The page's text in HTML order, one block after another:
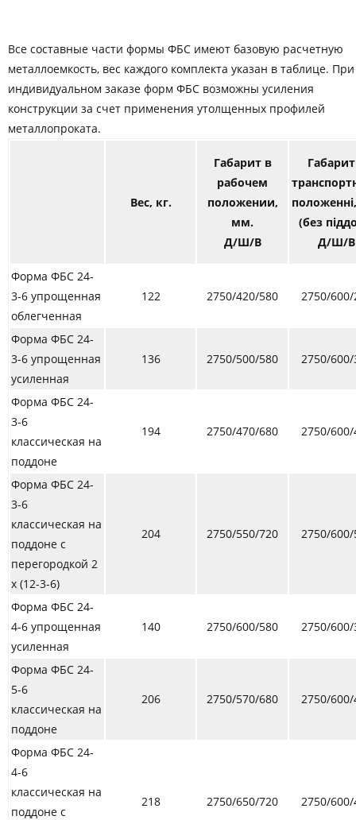
Все составные части формы ФБС имеют базовую расчетную
металлоемкость, вес каждого комплекта указан в таблице. При
индивидуальном заказе форм ФБС возможны усиления
конструкции за счет применения утолщенных профилей
металлопроката.
Вес, кг.
Габарит в
рабочем
положении,
мм.
Д/Ш/В
(без
Д/Ш/В
Форма ФБС 24-
3-6 упрощенная
облегченная
122 2750/420/580 2750/600/
Форма ФБС 24-
3-6 упрощенная
усиленная
136 2750/500/580 2750/600/
Форма ФБС 24-
3-6
классическая на
поддоне
194 2750/470/680 2750/600/
Форма ФБС 24-
3-6
классическая на
поддоне с
перегородкой 2
х (12-3-6)
204 2750/550/720 2750/600/
Форма ФБС 24-
4-6 упрощенная
усиленная
140 2750/600/580 2750/600/
Форма ФБС 24-
5-6
классическая на
поддоне
206 2750/570/680 2750/600/
Форма ФБС 24-
4-6
классическая на
поддоне с
218 2750/650/720 2750/600/